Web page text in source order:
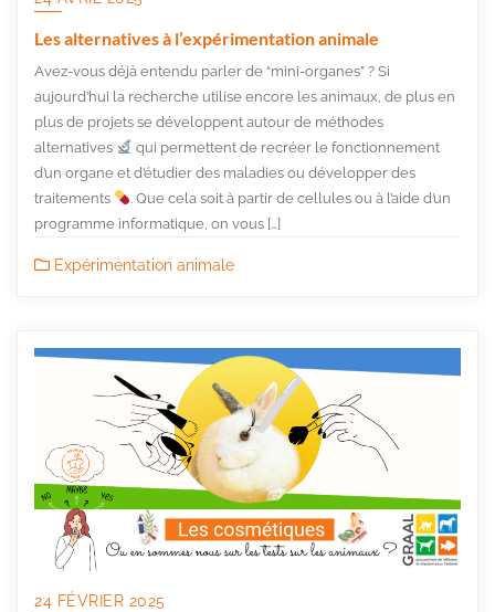
Les alternatives à l’expérimentation animale
Avez-vous déjà entendu parler de “mini-organes” ? Si
aujourd’hui la recherche utilise encore les animaux, de plus en
plus de projets se développent autour de méthodes
alternatives
qui permettent de recréer le fonctionnement
d’un organe et d’étudier des maladies ou développer des
traitements
. Que cela soit à partir de cellules ou à l’aide d’un
programme informatique, on vous […]
Expérimentation animale
24 FÉVRIER 2025